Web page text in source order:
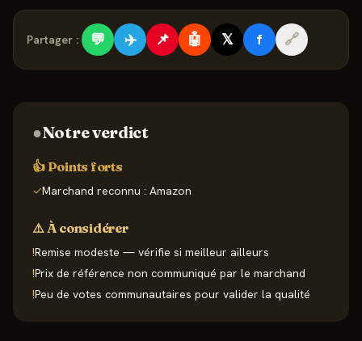
Partager : 💬 ✈️ 📌 🤖 𝕏 f 🔗
●Notre verdict
👍 Points forts
✓Marchand reconnu : Amazon
⚠️ À considérer
!Remise modeste — vérifie si meilleur ailleurs
!Prix de référence non communiqué par le marchand
!Peu de votes communautaires pour valider la qualité